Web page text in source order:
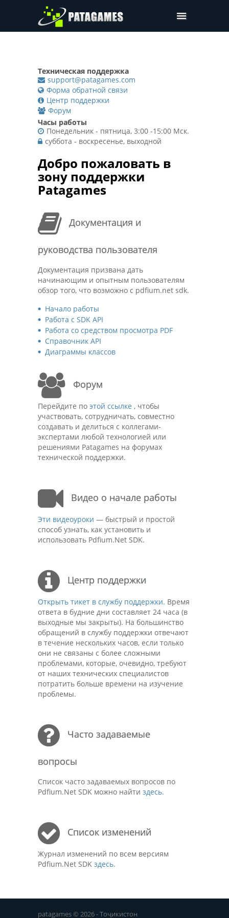
Компания
Цены
Скачать
Техническая поддержка
support@patagames.com
Форма обратной связи
Центр поддержки
Форум
Часы работы
Понедельник - пятница, 3:00 -15:00 Мск.
суббота - воскресенье, выходной
Добро пожаловать в
зону поддержки
Patagames
Документация и
руководства пользователя
Документация призвана дать
начинающим и опытным пользователям
обзор того, что возможно с pdfium.net sdk.
Начало работы
Работа с SDK API
Работа со средством просмотра PDF
Справочник API
Диаграммы классов
Форум
Перейдите по этой ссылке , чтобы
участвовать, сотрудничать, совместно
создавать и делиться с коллегами-
экспертами любой технологией или
решениями Patagames на форумах
технической поддержки.
Видео о начале работы
Эти видеоуроки — быстрый и простой
способ узнать, как установить и
использовать Pdfium.Net SDK.
Центр поддержки
Открыть тикет в службу поддержки. Время
ответа в будние дни составляет 24 часа (в
выходные мы закрыты). На большинство
обращений в службу поддержки отвечают
в течение нескольких часов, если только
они не связаны с более сложными
проблемами, которые, очевидно, требуют
от наших технических специалистов
потратить больше времени на изучение
проблемы.
Часто задаваемые
вопросы
Список часто задаваемых вопросов по
Pdfium.Net SDK можно найти здесь.
Список изменений
Журнал изменений по всем версиям
Pdfium.Net SDK здесь.
patagames © 2026 - Тоҷикистон